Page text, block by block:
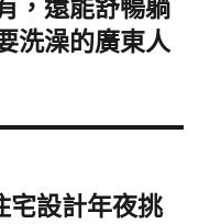
，還能舒暢躺
洗澡的廣東人
宅設計年夜挑